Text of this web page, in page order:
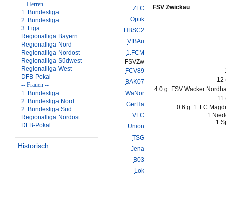
-- Herren --
1. Bundesliga
2. Bundesliga
3. Liga
Regionalliga Bayern
Regionalliga Nord
Regionalliga Nordost
Regionalliga Südwest
Regionalliga West
DFB-Pokal
-- Frauen --
1. Bundesliga
2. Bundesliga Nord
2. Bundesliga Süd
Regionalliga Nordost
DFB-Pokal
Historisch
ZFC
Optik
HBSC2
VfBAu
1.FCM
FSVZw
FCV89
BAK07
WaNor
GerHa
VFC
Union
TSG
Jena
B03
Lok
FSV Zwickau
12
4:0 g. FSV Wacker
11
0:6 g. 1. FC
1
1